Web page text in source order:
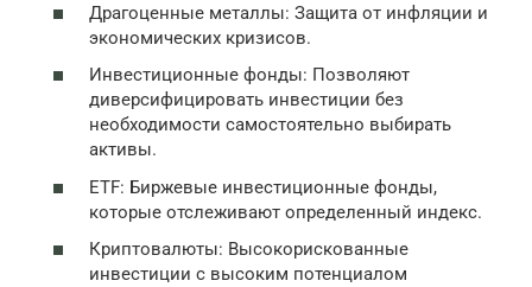
Драгоценные металлы: Защита от инфляции и
экономических кризисов.
Инвестиционные фонды: Позволяют
диверсифицировать инвестиции без
необходимости самостоятельно выбирать
активы.
ETF: Биржевые инвестиционные фонды,
которые отслеживают определенный индекс.
Криптовалюты: Высокорискованные
инвестиции с высоким потенциалом